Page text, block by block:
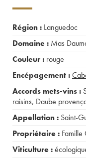
Région : Languedoc
Domaine : Mas
Couleur : rouge
Encépagement :
Accords mets-vins :
raisins, Daube
Appellation : Saint-
Propriétaire : Famille
Viticulture :